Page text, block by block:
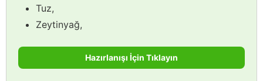
Tuz,
Zeytinyağ,
Hazırlanışı İçin Tıklayın